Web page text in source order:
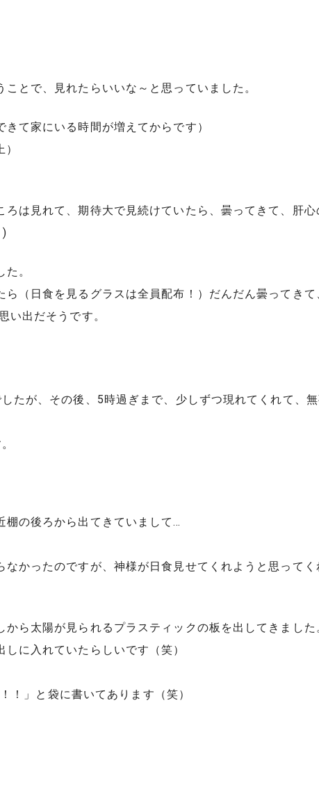
とで、見れたらいいな～と思っていました。
て家にいる時間が増えてからです）
は見れて、期待大で見続けていたら、曇ってきて、肝心
)
。
（日食を見るグラスは全員配布！）だんだん曇ってきて
い出だそうです。
たが、その後、5時過ぎまで、少しずつ現れてくれて、
棚の後ろから出てきていまして…
かったのですが、神様が日食見せてくれようと思ってく
ら太陽が見られるプラスティックの板を出してきました
に入れていたらしいです（笑）
！」と袋に書いてあります（笑）